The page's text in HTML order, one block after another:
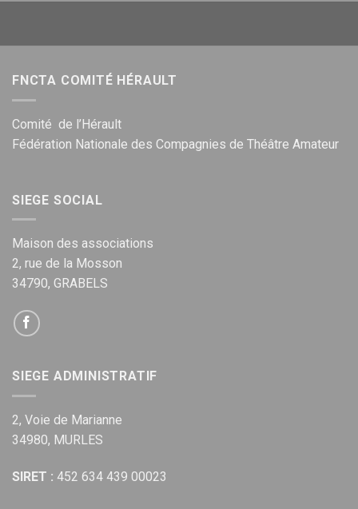
FNCTA COMITÉ HÉRAULT
Comité de l’Hérault
Fédération Nationale des Compagnies de Théâtre Amateur
SIEGE SOCIAL
Maison des associations
2, rue de la Mosson
34790, GRABELS
SIEGE ADMINISTRATIF
2, Voie de Marianne
34980, MURLES
SIRET : 452 634 439 00023